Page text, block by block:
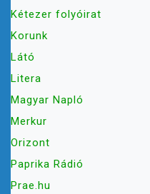
Kétezer folyóirat
Korunk
Látó
Litera
Magyar Napló
Merkur
Orizont
Paprika Rádió
Prae.hu